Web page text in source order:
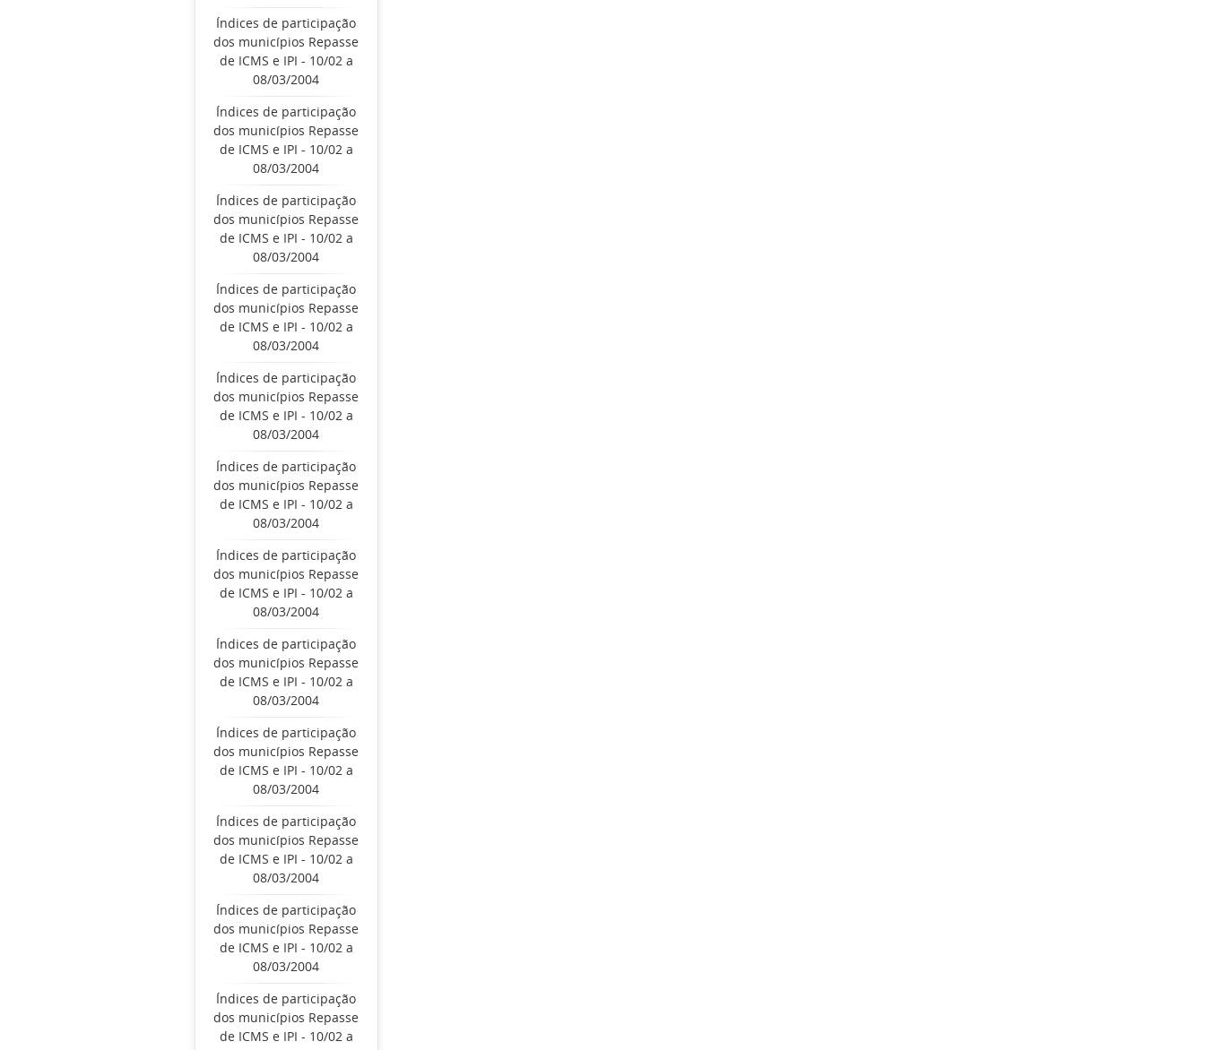
Índices de participação
dos municípios Repasse
de ICMS e IPI - 10/02 a
08/03/2004
Índices de participação
dos municípios Repasse
de ICMS e IPI - 10/02 a
08/03/2004
Índices de participação
dos municípios Repasse
de ICMS e IPI - 10/02 a
08/03/2004
Índices de participação
dos municípios Repasse
de ICMS e IPI - 10/02 a
08/03/2004
Índices de participação
dos municípios Repasse
de ICMS e IPI - 10/02 a
08/03/2004
Índices de participação
dos municípios Repasse
de ICMS e IPI - 10/02 a
08/03/2004
Índices de participação
dos municípios Repasse
de ICMS e IPI - 10/02 a
08/03/2004
Índices de participação
dos municípios Repasse
de ICMS e IPI - 10/02 a
08/03/2004
Índices de participação
dos municípios Repasse
de ICMS e IPI - 10/02 a
08/03/2004
Índices de participação
dos municípios Repasse
de ICMS e IPI - 10/02 a
08/03/2004
Índices de participação
dos municípios Repasse
de ICMS e IPI - 10/02 a
08/03/2004
Índices de participação
dos municípios Repasse
de ICMS e IPI - 10/02 a